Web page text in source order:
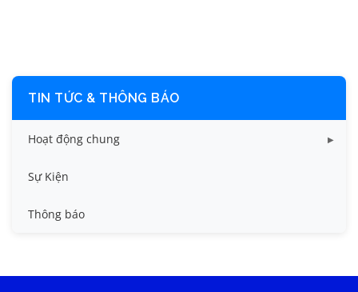
TIN TỨC & THÔNG BÁO
Hoạt động chung
Tin công tác sinh viên
Tin đào tạo
Tin tức chung
Sự Kiện
Thông báo